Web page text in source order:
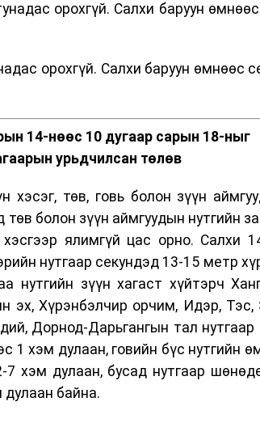
орохгүй. Салхи баруун
орохгүй. Салхи баруун өмнөөс
14-нөөс 10 дугаар сарын 18-ныг
урьдчилсан төлөв
хэсэг, төв, говь болон зүүн
болон зүүн аймгуудын нутгийн
ялимгүй цас орно. Салхи
нутгаар секундэд 13-15 метр
нутгийн зүүн хагаст хүйтэрч
эх, Хүрэнбэлчир орчим, Идэр, Тэс,
Дорнод-Дарьгангын тал
1 хэм дулаан, говийн бүс нутгийн
хэм дулаан, бусад нутгаар
дулаан байна.